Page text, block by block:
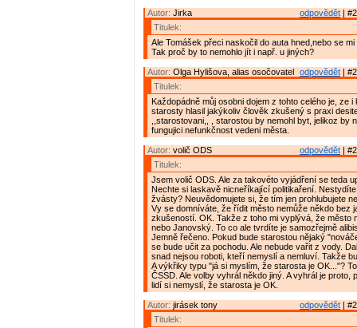
odpovědět |
Autor: Jirka
Titulek:
Ale Tomášek přeci naskočil do auta hned,nebo se mi
Tak proč by to nemohlo jít i např. u jiných?
odpovědět |
Autor: Olga Hylišova, alias osočovatel
Titulek:
Každopádně můj osobni dojem z tohto celého je, ze
starosty hlasil jakýkoliv člověk zkušený s praxi
,,starostovani,, , starostou by nemohl byt, jelikoz by
fungujici nefunkčnost vedeni města.
odpovědět |
Autor: volič ODS
Titulek:
Jsem volič ODS. Ale za takovéto vyjádření se teda
Nechte si laskavě nicneříkající politikaření.
žvásty? Neuvědomujete si, že tím jen prohlubujete
Vy se domníváte, že řídit město nemůže někdo bez
zkušeností. OK. Takže z toho mi vyplývá, že město
nebo Janovský. To co ale tvrdíte je samozřejmě
Jemně řečeno. Pokud bude starostou nějaký
se bude učit za pochodu. Ale nebude vařit z vody.
snad nejsou roboti, kteří nemyslí a nemluví. Takže
A výkřiky typu "já si myslím, že starosta je OK..."?
ČSSD. Ale volby vyhrál někdo jiný. A vyhrál je proto,
lidí si nemyslí, že starosta je OK.
odpovědět |
Autor: jirásek tony
Titulek: